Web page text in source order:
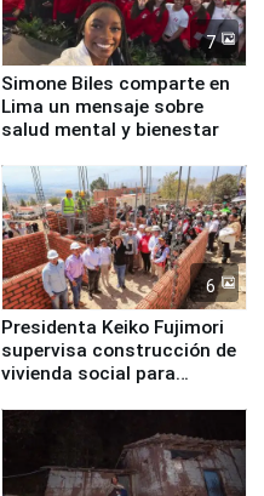
7
Simone Biles comparte en
Lima un mensaje sobre
salud mental y bienestar
6
Presidenta Keiko Fujimori
supervisa construcción de
vivienda social para